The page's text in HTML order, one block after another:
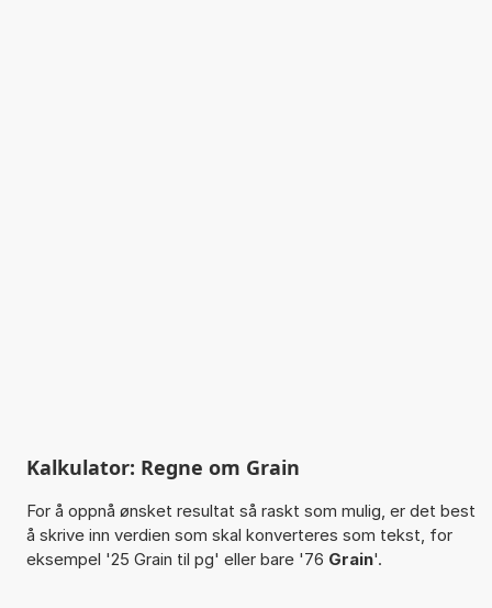
Kalkulator: Regne om Grain
For å oppnå ønsket resultat så raskt som mulig, er det best
å skrive inn verdien som skal konverteres som tekst, for
eksempel '25 Grain til pg' eller bare '76 Grain'.